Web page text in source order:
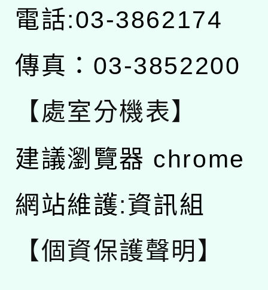
電話:03-3862174
傳真：03-3852200
【處室分機表】
建議瀏覽器 chrome
網站維護:資訊組
【個資保護聲明】